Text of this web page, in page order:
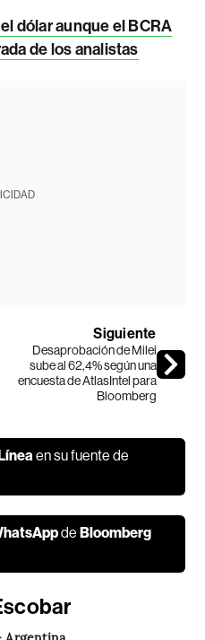
dólar aunque el BCRA
de los analistas
Siguiente
Desaprobación de Milei
sube al 62,4% según una
encuesta de AtlasIntel para
Bloomberg
en su fuente de
deBloomberg